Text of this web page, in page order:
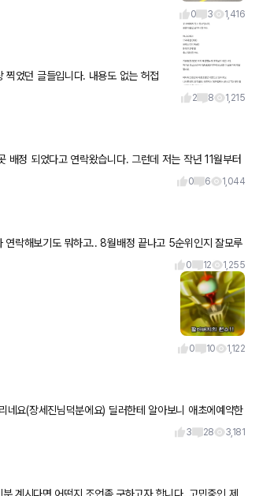
0 3 1,416
습니다
2 8 1,215
0 6 1,044
연락해보기도 뭐하고.. 8월배정 끝나고 5순위인지 잘모루
0 12 1,255
0 10 1,122
요(장세진님덕분에요) 딜러한테 알아보니 애초에예약한
3 28 3,181